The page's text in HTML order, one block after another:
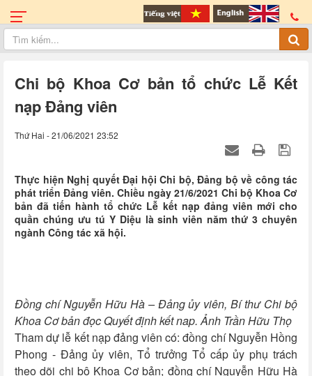
Chi bộ Khoa Cơ bản tổ chức Lễ Kết
nạp Đảng viên
Thứ Hai - 21/06/2021 23:52
Thực hiện Nghị quyết Đại hội Chi bộ, Đảng bộ về công tác
phát triển Đảng viên. Chiều ngày 21/6/2021 Chi bộ Khoa Cơ
bản đã tiến hành tổ chức Lễ kết nạp đảng viên mới cho
quần chúng ưu tú Y Diệu là sinh viên năm thứ 3 chuyên
ngành Công tác xã hội.
Đồng chí Nguyễn Hữu Hà – Đảng ủy viên, Bí thư Chi bộ
Khoa Cơ bản đọc Quyết định kết nap. Ảnh Trần Hữu Thọ
Tham dự lễ kết nạp đảng viên có: đồng chí Nguyễn Hồng
Phong - Đảng ủy viên, Tổ trưởng Tổ cấp ủy phụ trách
theo dõi chi bộ Khoa Cơ bản; đồng chí Nguyễn Hữu Hà